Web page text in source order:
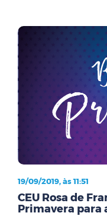
19/09/2019, às 11:51
CEU Rosa de
Primavera para